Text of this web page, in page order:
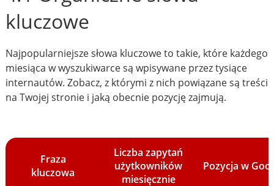
kluczowe
Najpopularniejsze słowa kluczowe to takie, które każdego
miesiąca w wyszukiwarce są wpisywane przez tysiące
internautów. Zobacz, z którymi z nich powiązane są treści
na Twojej stronie i jaką obecnie pozycję zajmują.
Fraza
kluczowa
Liczba zapytań
użytkowników
miesięcznie
Pozycja w